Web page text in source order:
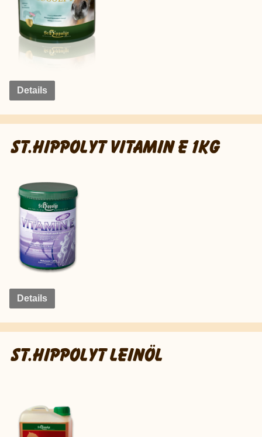
Details
ST.HIPPOLYT VITAMIN E 1KG
Details
ST.HIPPOLYT LEINÖL